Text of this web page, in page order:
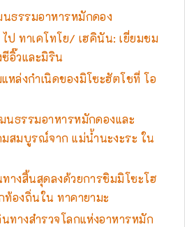
ธรรมอาหารหมักดอง
ป ทาเคโทโย/ เฮคินัน: เยี่ยมชม
อิ๊วและมิริน
หล่งกำเนิดของมิโซะฮัตโชที่ โอ
ธรรมอาหารหมักดองและ
สมบูรณ์จาก แม่น้ำนะงะระ ใน
างสิ้นสุดลงด้วยการชิมมิโซะโฮ
ท้องถิ่นใน ทาคายามะ
ทางสำรวจโลกแห่งอาหารหมัก